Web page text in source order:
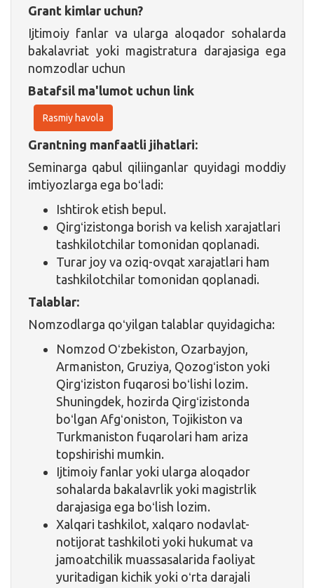
Grant kimlar uchun?
Ijtimoiy fanlar va ularga aloqador sohalarda
bakalavriat yoki magistratura darajasiga ega
nomzodlar uchun
Batafsil ma'lumot uchun link
Rasmiy havola
Grantning manfaatli jihatlari:
Seminarga qabul qiliinganlar quyidagi moddiy
imtiyozlarga ega boʻladi:
Ishtirok etish bepul.
Qirgʻizistonga borish va kelish xarajatlari
tashkilotchilar tomonidan qoplanadi.
Turar joy va oziq-ovqat xarajatlari ham
tashkilotchilar tomonidan qoplanadi.
Talablar:
Nomzodlarga qoʻyilgan talablar quyidagicha:
Nomzod Oʻzbekiston, Ozarbayjon,
Armaniston, Gruziya, Qozogʻiston yoki
Qirgʻiziston fuqarosi boʻlishi lozim.
Shuningdek, hozirda Qirgʻizistonda
boʻlgan Afgʻoniston, Tojikiston va
Turkmaniston fuqarolari ham ariza
topshirishi mumkin.
Ijtimoiy fanlar yoki ularga aloqador
sohalarda bakalavrlik yoki magistrlik
darajasiga ega boʻlish lozim.
Xalqari tashkilot, xalqaro nodavlat-
notijorat tashkiloti yoki hukumat va
jamoatchilik muassasalarida faoliyat
yuritadigan kichik yoki oʻrta darajali